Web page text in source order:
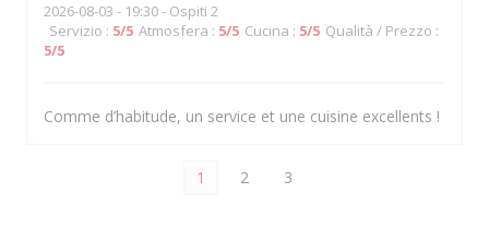
2026-08-03 - 19:30 - Ospiti 2
Servizio : 5/5 Atmosfera : 5/5 Cucina : 5/5 Qualità / Prezzo :
5/5
Comme d’habitude, un service et une cuisine excellents !
1 2 3